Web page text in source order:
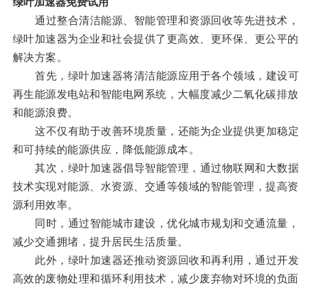
通过整合清洁能源、智能管理和资源回收等先进技术，
绿叶加速器为企业和社会提供了更高效、更环保、更公平的
解决方案。
首先，绿叶加速器将清洁能源应用于各个领域，建设可
再生能源发电站和智能电网系统，大幅度减少二氧化碳排放
和能源浪费。
这不仅有助于改善环境质量，还能为企业提供更加稳定
和可持续的能源供应，降低能源成本。
其次，绿叶加速器倡导智能管理，通过物联网和大数据
技术实现对能源、水资源、交通等领域的智能管理，提高资
源利用效率。
同时，通过智能城市建设，优化城市规划和交通流量，
减少交通拥堵，提升居民生活质量。
此外，绿叶加速器还推动资源回收和再利用，通过开发
高效的废物处理和循环利用技术，减少废弃物对环境的负面